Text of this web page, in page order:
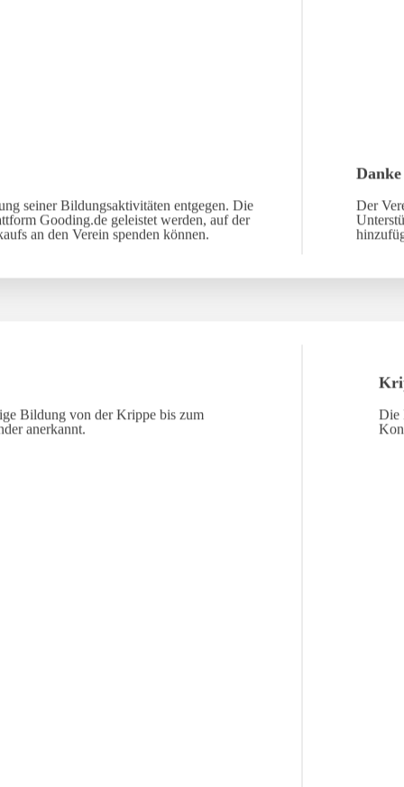
seiner Bildungsaktivitäten entgegen. Die
Gooding.de geleistet werden, auf der
an den Verein spenden können.
Danke
Der
Bildung von der Krippe bis zum
anerkannt.
Die